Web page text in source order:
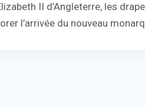
II d’Angleterre, les
l’arrivée du nouveau